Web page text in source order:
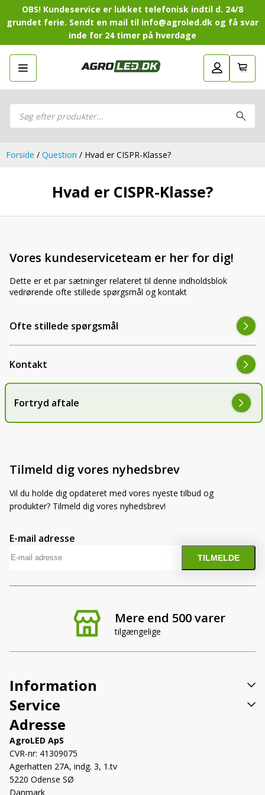
OBS! Kundeservice er lukket telefonisk indtil d. 24/8
grundet ferie. Sendt en mail til info@agroled.dk og få svar
inde for 24 timer på hverdage
Products
search
LED-Guide
Sammensæt din egen LED-pakke.
LED-arbejdslamper
LED-barer og fjernlys
LED-baglygter
LED-slingrelygter
LED-Belysningssæt
LED-armaturer og LED-værkstedslys
Stik, kabelbindere og relæer til traktor
og landbrug
Agroled Blog
FAQs – Ofte stillede spørgsmål
Kontakt-old
72177776
Gå tilbage
LED-
Sammensæt din egen LED-
LED-arbejdslamper
LED-barer og fjernlys
LED-baglygter
LED-Positionslys og markeringslys
LED-fordelspakker til traktorer
Stik, kabelbindere og relæer til traktor og
Forside / Question / Hvad er CISPR-Klasse?
Hvad er CISPR-Klasse?
Mere end 500 varer
tilgængelige
Vores kundeserviceteam er her for dig!
Dette er et par sætninger relateret til denne indholdsblok
vedrørende ofte stillede spørgsmål og kontakt
Ofte stillede spørgsmål
Kontakt
Fortryd aftale
Tilmeld dig vores nyhedsbrev
Vil du holde dig opdateret med vores nyeste tilbud og
produkter? Tilmeld dig vores nyhedsbrev!
E-mail adresse
Information
Service
Adresse
AgroLED ApS
CVR-nr: 41309075
Agerhatten 27A, indg. 3, 1.tv
5220 Odense SØ
Danmark